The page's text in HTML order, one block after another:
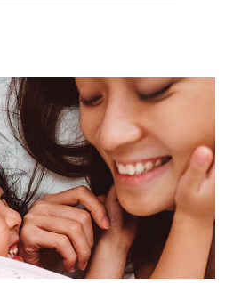
PARA PROFESIONALES
CUPONES
DONDE COMPRAR
MX (ES)